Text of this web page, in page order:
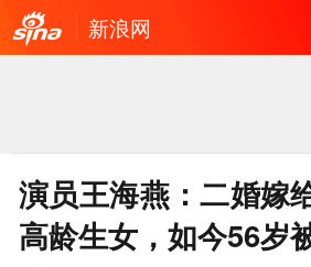
新浪网
演员王海燕：二婚嫁
高龄生女，如今56岁